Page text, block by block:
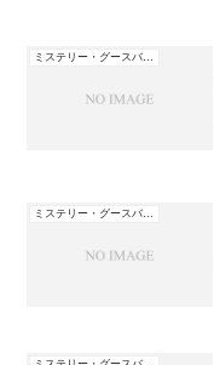
ミステリー・グースバンプス